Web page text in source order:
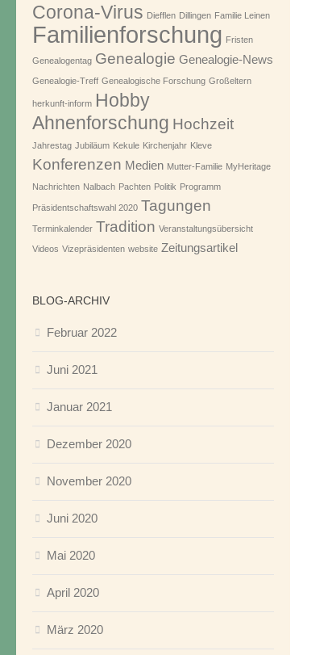
Corona-Virus Diefflen Dillingen Familie Leinen
Familienforschung Fristen
Genealogentag Genealogie Genealogie-News
Genealogie-Treff Genealogische Forschung Großeltern
herkunft-inform Hobby
Ahnenforschung Hochzeit
Jahrestag Jubiläum Kekule Kirchenjahr Kleve
Konferenzen Medien Mutter-Familie MyHeritage
Nachrichten Nalbach Pachten Politik Programm
Präsidentschaftswahl 2020 Tagungen
Terminkalender Tradition Veranstaltungsübersicht
Videos Vizepräsidenten website Zeitungsartikel
BLOG-ARCHIV
Februar 2022
Juni 2021
Januar 2021
Dezember 2020
November 2020
Juni 2020
Mai 2020
April 2020
März 2020